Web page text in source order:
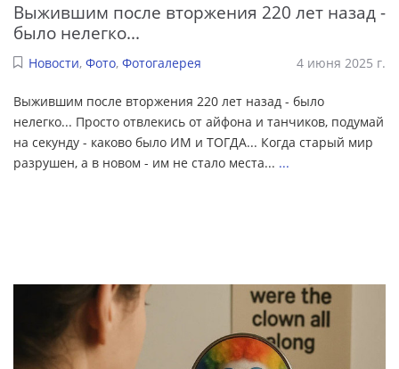
Выжившим после вторжения 220 лет назад -
было нелегко...
Новости, Фото, Фотогалерея 4 июня 2025 г.
Выжившим после вторжения 220 лет назад - было
нелегко... Просто отвлекись от айфона и танчиков, подумай
на секунду - каково было ИМ и ТОГДА... Когда старый мир
разрушен, а в новом - им не стало места... ...